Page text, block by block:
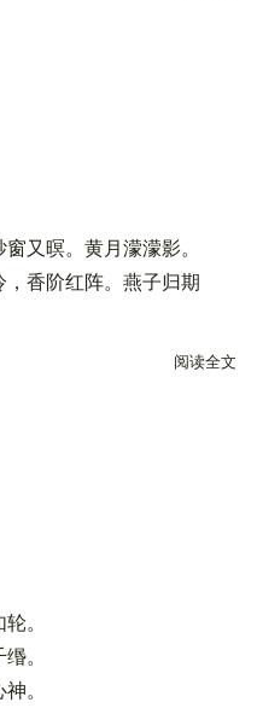
又暝。黄月濛濛影。
香阶红阵。燕子归期
阅读全文
。
。
。